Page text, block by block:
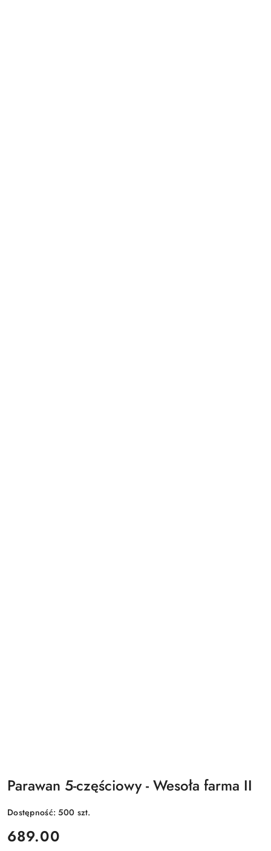
Parawan 5-częściowy - Wesoła farma II
Dostępność:500 szt.
cena:
689.00